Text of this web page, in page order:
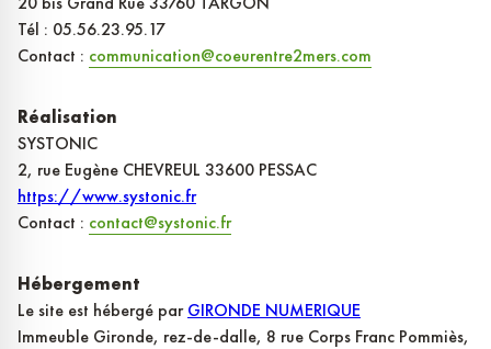
Tél : 05.56.23.95.17
Contact : communication@coeurentre2mers.com
Réalisation
SYSTONIC
2, rue Eugène CHEVREUL 33600 PESSAC
https://www.systonic.fr
Contact : contact@systonic.fr
Hébergement
Le site est hébergé parGIRONDE NUMERIQUE
Immeuble Gironde, rez-de-dalle, 8 rue Corps Franc Pommiès,